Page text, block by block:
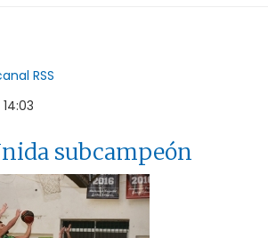
RSS
subcampeón